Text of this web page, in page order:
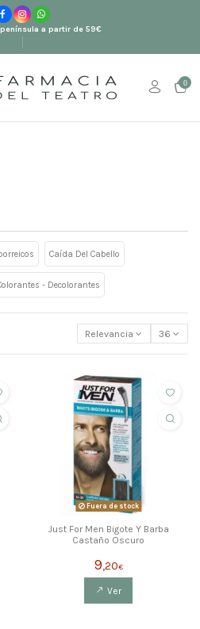
a partir de 59€
0
Caída Del Cabello
- Decolorantes
Relevancia 36
Fuera de stock
Just For Men Bigote Y Barba
Castaño Oscuro
9,20€
Ver